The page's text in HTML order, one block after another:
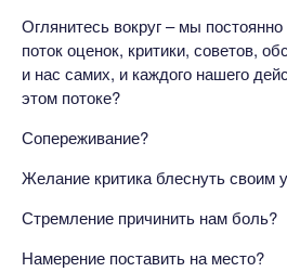
Оглянитесь вокруг – мы
поток оценок, критики, советов,
и нас самих, и каждого нашего
этом потоке?
Сопереживание?
Желание критика блеснуть своим
Стремление причинить нам боль?
Намерение поставить на место?